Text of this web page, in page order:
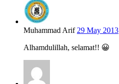
Muhammad Arif 29 May 2013
Alhamdulillah, selamat!! 😀